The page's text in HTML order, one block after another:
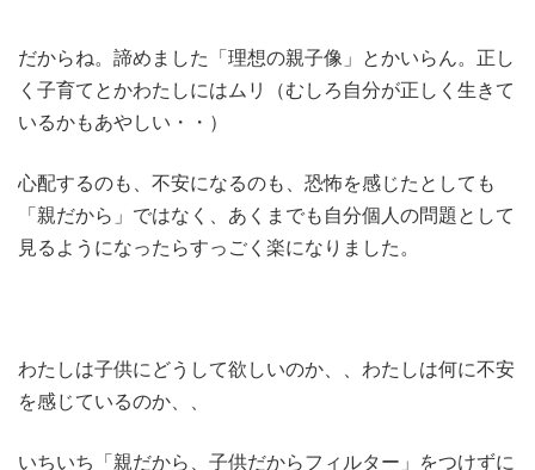
だからね。諦めました「理想の親子像」とかいらん。正し
く子育てとかわたしにはムリ（むしろ自分が正しく生きて
いるかもあやしい・・）
心配するのも、不安になるのも、恐怖を感じたとしても
「親だから」ではなく、あくまでも自分個人の問題として
見るようになったらすっごく楽になりました。
わたしは子供にどうして欲しいのか、、わたしは何に不安
を感じているのか、、
いちいち「親だから、子供だからフィルター」をつけずに